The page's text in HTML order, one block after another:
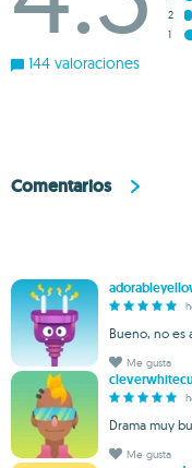
2
1
144 valoraciones
Comentarios
Bueno, no es
Me gusta
Drama muy
Me gusta